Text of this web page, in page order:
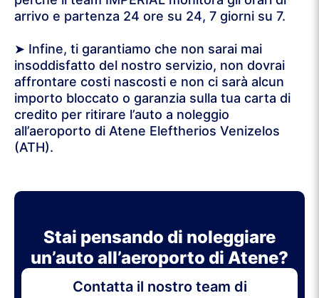
arrivo e partenza 24 ore su 24, 7 giorni su 7.
➤ Infine, ti garantiamo che non sarai mai
insoddisfatto del nostro servizio, non dovrai
affrontare costi nascosti e non ci sarà alcun
importo bloccato o garanzia sulla tua carta di
credito per ritirare l’auto a noleggio
all’aeroporto di Atene Eleftherios Venizelos
(ATH).
Stai pensando di noleggiare
un’auto all’aeroporto di Atene?
Contatta il nostro team di